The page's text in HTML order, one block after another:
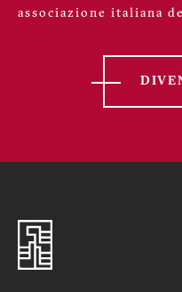
associazione italiana